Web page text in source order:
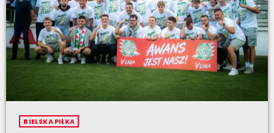
BIELSKA PIŁKA